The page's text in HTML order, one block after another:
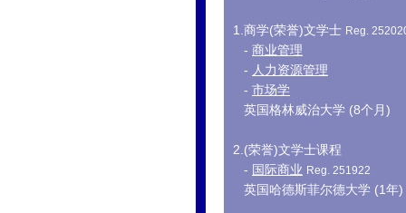
1. 商学(荣誉)文学士 Reg.
- 商业管理
- 人力资源管理
- 市场学
英国格林威治大学 (8个月)
2. (荣誉)文学士课程
- 国际商业 Reg. 251922
英国哈德斯菲尔德大学 (1年)